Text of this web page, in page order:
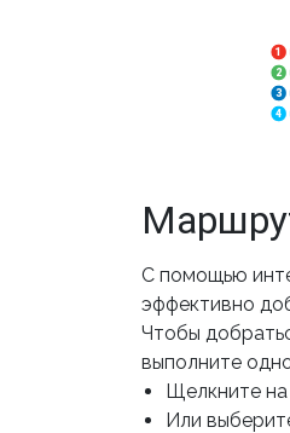
1
2
3
4
С помощью
эффективно
Чтобы
выполните
Щелкните на
Или